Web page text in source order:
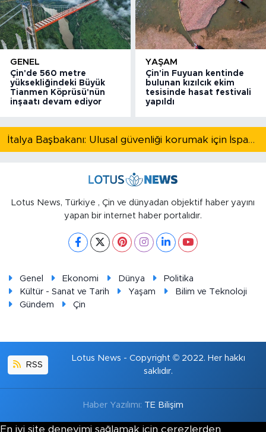
GENEL
Çin'de 560 metre
yüksekliğindeki Büyük
Tianmen Köprüsü'nün
inşaatı devam ediyor
YAŞAM
Çin'in Fuyuan kentinde
bulunan kızılcık ekim
tesisinde hasat festivali
yapıldı
İtalya Başbakanı: Ulusal güvenliği korumak için İspanya ile Schengen kapsamındaki serbest dolaşımı askıya alıyoruz
Lotus News, Türkiye , Çin ve dünyadan objektif haber yayını
yapan bir internet haber portalıdır.
Genel Ekonomi Dünya
Politika
Kültür - Sanat ve Tarih
Yaşam
Bilim ve Teknoloji
Gündem
Çin
RSS
Lotus News - Copyright © 2022. Her hakkı
saklıdır.
Haber Yazılımı: TE Bilişim
En iyi site deneyimi sağlamak için çerezlerden